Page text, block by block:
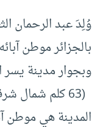
بالجزائر موطن
وبجوار مدينة يسر
(63 كلم شمال
المدينة هي موطن